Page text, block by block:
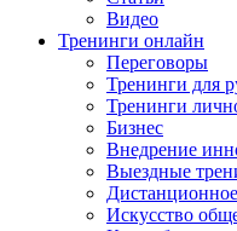
Видео
Тренинги онлайн
Переговоры
Тренинги для
Тренинги
Бизнес
Внедрение
Выездные
Искусство